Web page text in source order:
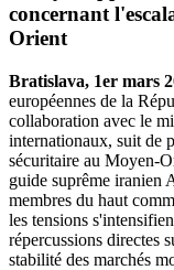
concernant
Orient
Bratislava, 1er mars
européennes de la
collaboration avec le
internationaux, suit de
sécuritaire au Moyen-
guide suprême iranien
membres du haut
les tensions
répercussions directes
stabilité des marchés